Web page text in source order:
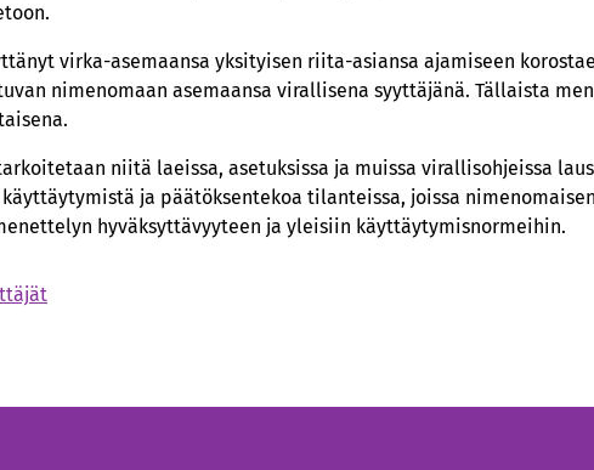
virka-asemaansa yksityisen riita-asiansa ajamiseen
nimenomaan asemaansa virallisena syyttäjänä. Tällaista
niitä laeissa, asetuksissa ja muissa virallisohjeissa
ja päätöksentekoa tilanteissa, joissa
hyväksyttävyyteen ja yleisiin käyttäytymisnormeihin.